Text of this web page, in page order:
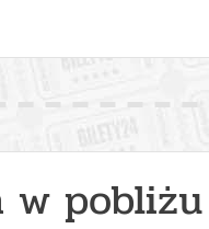
w pobliżu